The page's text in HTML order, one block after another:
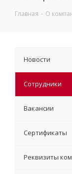
Главная - О
Новости
Сотрудники
Вакансии
Сертификаты
Реквизиты